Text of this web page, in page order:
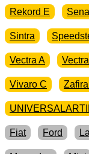
Rekord E
Sintra
Vectra A
Vivaro C
Fiat Ford